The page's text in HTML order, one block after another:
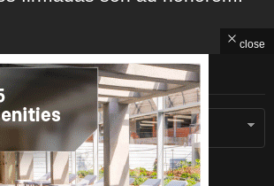
ARCHIVOS
close